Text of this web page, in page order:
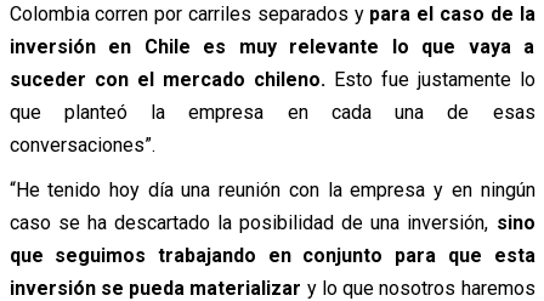
Colombia corren por carriles separados y para el caso de la
inversión en Chile es muy relevante lo que vaya a
suceder con el mercado chileno. Esto fue justamente lo
que planteó la empresa en cada una de esas
conversaciones”.
“He tenido hoy día una reunión con la empresa y en ningún
caso se ha descartado la posibilidad de una inversión, sino
que seguimos trabajando en conjunto para que esta
inversión se pueda materializar y lo que nosotros haremos